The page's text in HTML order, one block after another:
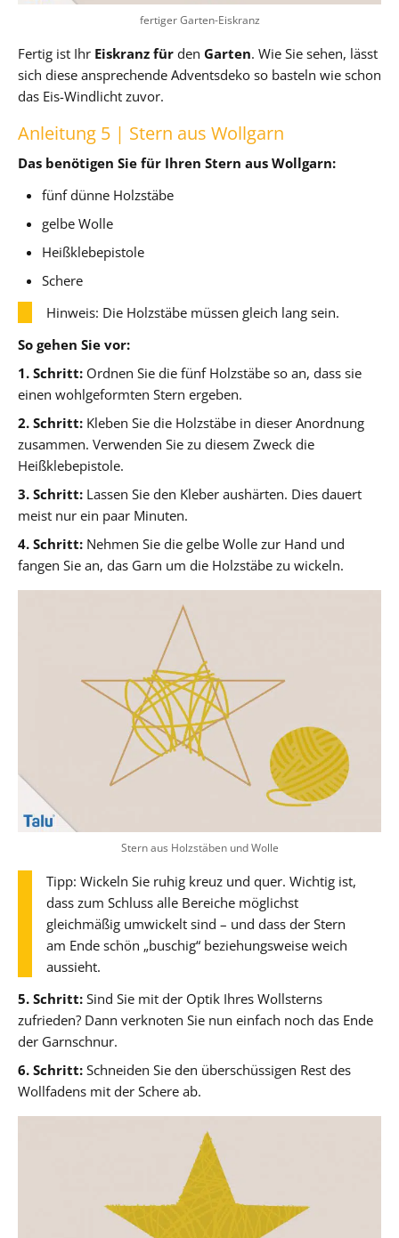
fertiger Garten-Eiskranz
Fertig ist Ihr Eiskranz für den Garten. Wie Sie sehen, lässt
sich diese ansprechende Adventsdeko so basteln wie schon
das Eis-Windlicht zuvor.
Anleitung 5 | Stern aus Wollgarn
Das benötigen Sie für Ihren Stern aus Wollgarn:
fünf dünne Holzstäbe
gelbe Wolle
Heißklebepistole
Schere
Hinweis: Die Holzstäbe müssen gleich lang sein.
So gehen Sie vor:
1. Schritt: Ordnen Sie die fünf Holzstäbe so an, dass sie
einen wohlgeformten Stern ergeben.
2. Schritt: Kleben Sie die Holzstäbe in dieser Anordnung
zusammen. Verwenden Sie zu diesem Zweck die
Heißklebepistole.
3. Schritt: Lassen Sie den Kleber aushärten. Dies dauert
meist nur ein paar Minuten.
4. Schritt: Nehmen Sie die gelbe Wolle zur Hand und
fangen Sie an, das Garn um die Holzstäbe zu wickeln.
Stern aus Holzstäben und Wolle
Tipp: Wickeln Sie ruhig kreuz und quer. Wichtig ist,
dass zum Schluss alle Bereiche möglichst
gleichmäßig umwickelt sind – und dass der Stern
am Ende schön „buschig“ beziehungsweise weich
aussieht.
5. Schritt: Sind Sie mit der Optik Ihres Wollsterns
zufrieden? Dann verknoten Sie nun einfach noch das Ende
der Garnschnur.
6. Schritt: Schneiden Sie den überschüssigen Rest des
Wollfadens mit der Schere ab.